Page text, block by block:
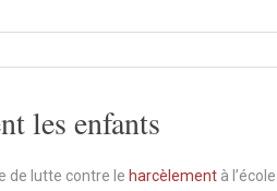
les enfants
de lutte contre le harcèlement à